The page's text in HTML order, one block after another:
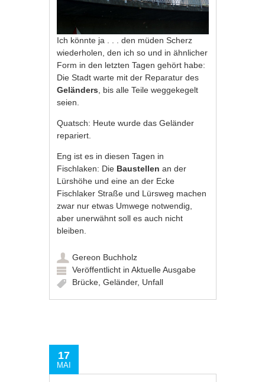
Ich könnte ja . . . den müden Scherz
wiederholen, den ich so und in ähnlicher
Form in den letzten Tagen gehört habe:
Die Stadt warte mit der Reparatur des
Geländers , bis alle Teile weggekegelt
seien.
Quatsch: Heute wurde das Geländer
repariert.
Eng ist es in diesen Tagen in
Fischlaken: Die Baustellen an der
Lürshöhe und eine an der Ecke
Fischlaker Straße und Lürsweg machen
zwar nur etwas Umwege notwendig,
aber unerwähnt soll es auch nicht
bleiben.
Gereon Buchholz
Veröffentlicht inAktuelle Ausgabe
Brücke ,Geländer, Unfall
17
MAI